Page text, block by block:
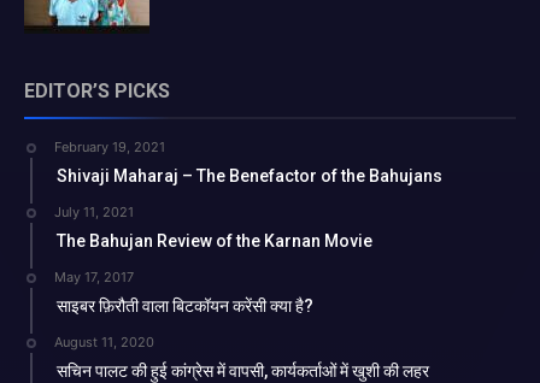
EDITOR’S PICKS
February 19, 2021
Shivaji Maharaj – The Benefactor of the Bahujans
July 11, 2021
The Bahujan Review of the Karnan Movie
May 17, 2017
साइबर फ़िरौती वाला बिटकॉयन करेंसी क्या है?
August 11, 2020
सचिन पालट की हुई कांग्रेस में वापसी, कार्यकर्ताओं में खुशी की लहर